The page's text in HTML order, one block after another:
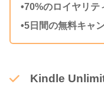
•70%のロイヤリテ
•5日間の無料キャ
Kindle